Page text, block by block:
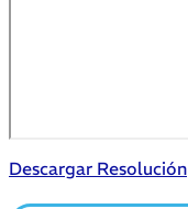
Descargar Resolución